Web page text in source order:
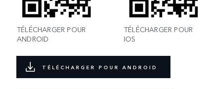
TÉLÉCHARGER POUR
ANDROID
TÉLÉCHARGER POUR
IOS
TÉLÉCHARGER POUR ANDROID